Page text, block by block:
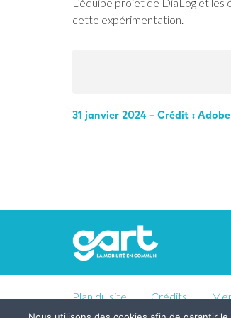
cette expérimentation.
31 janvier 2024 – Crédit :
Plan du site Crédits